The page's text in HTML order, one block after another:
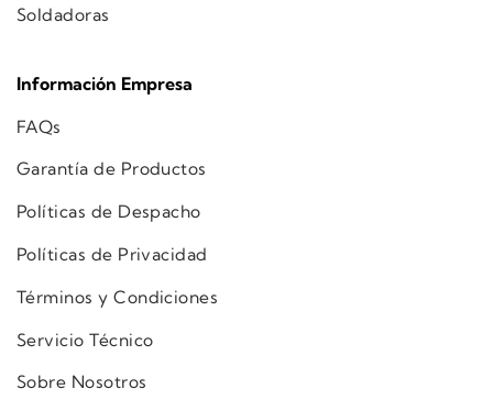
Soldadoras
Información Empresa
FAQs
Garantía de Productos
Políticas de Despacho
Políticas de Privacidad
Términos y Condiciones
Servicio Técnico
Sobre Nosotros